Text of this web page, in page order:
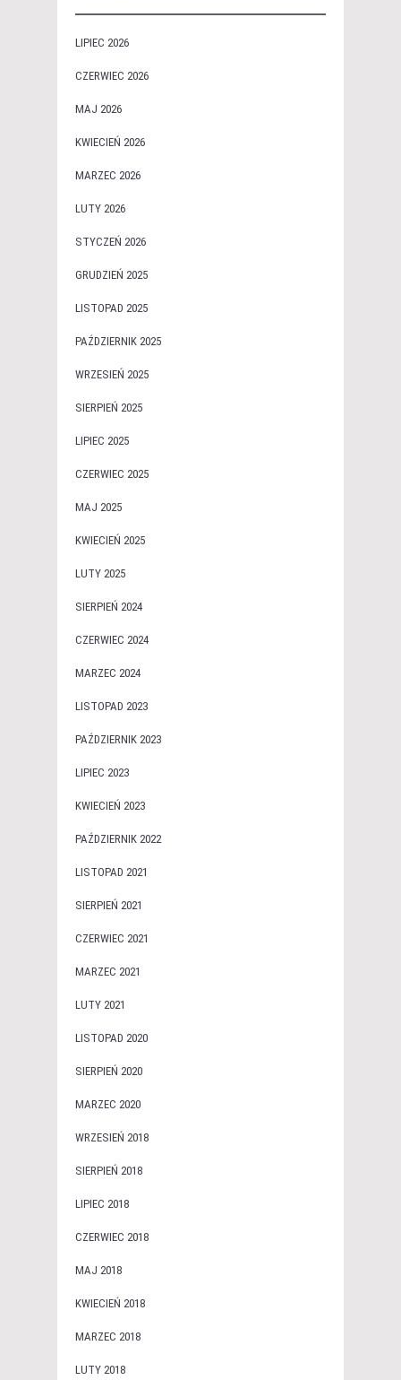
LIPIEC 2026
CZERWIEC 2026
MAJ 2026
KWIECIEŃ 2026
MARZEC 2026
LUTY 2026
STYCZEŃ 2026
GRUDZIEŃ 2025
LISTOPAD 2025
PAŹDZIERNIK 2025
WRZESIEŃ 2025
SIERPIEŃ 2025
LIPIEC 2025
CZERWIEC 2025
MAJ 2025
KWIECIEŃ 2025
LUTY 2025
SIERPIEŃ 2024
CZERWIEC 2024
MARZEC 2024
LISTOPAD 2023
PAŹDZIERNIK 2023
LIPIEC 2023
KWIECIEŃ 2023
PAŹDZIERNIK 2022
LISTOPAD 2021
SIERPIEŃ 2021
CZERWIEC 2021
MARZEC 2021
LUTY 2021
LISTOPAD 2020
SIERPIEŃ 2020
MARZEC 2020
WRZESIEŃ 2018
SIERPIEŃ 2018
LIPIEC 2018
CZERWIEC 2018
MAJ 2018
KWIECIEŃ 2018
MARZEC 2018
LUTY 2018